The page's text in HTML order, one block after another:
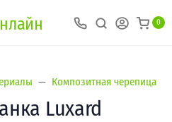
0
Композитная черепица
Luxard